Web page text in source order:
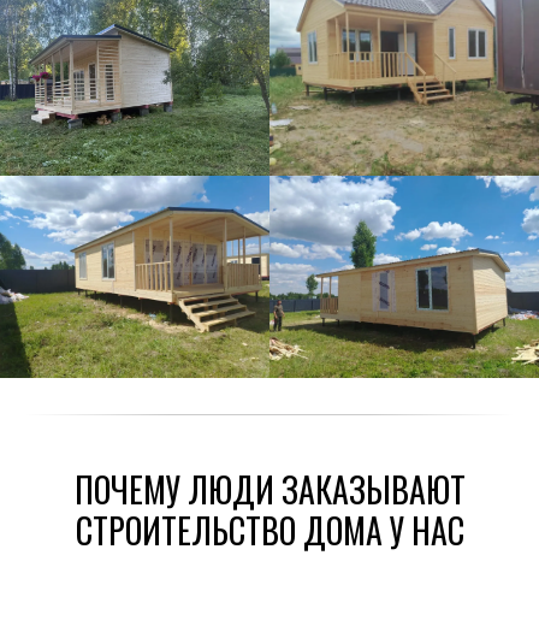
ПОЧЕМУ ЛЮДИ ЗАКАЗЫВАЮТ
СТРОИТЕЛЬСТВО ДОМА У НАС